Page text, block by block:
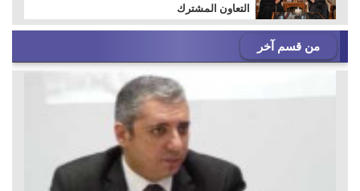
التعاون المشترك
من قسم آخر